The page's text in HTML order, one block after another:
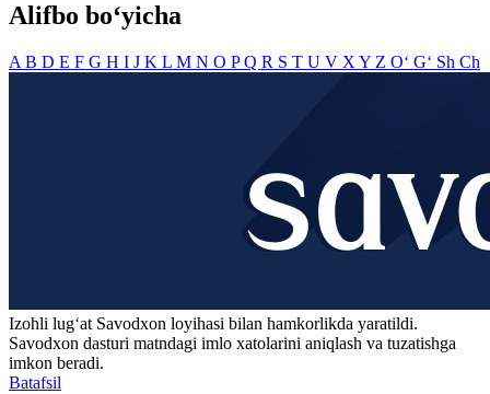
Alifbo bo‘yicha
A B D E F G H I J K L M N O PQ R S T U V X Y Z O‘ G‘ Sh Ch
Izohli lugʻat Savodxon loyihasi bilan hamkorlikda yaratildi.
Savodxon dasturi matndagi imlo xatolarini aniqlash va tuzatishga
imkon beradi.
Batafsil